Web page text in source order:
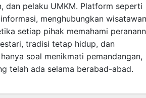
dan pelaku UMKM. Platform seperti
menghubungkan wisatawan
setiap pihak memahami
tradisi tetap hidup, dan
soal menikmati pemandangan,
telah ada selama berabad-abad.